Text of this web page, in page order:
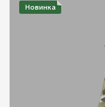
Новинка